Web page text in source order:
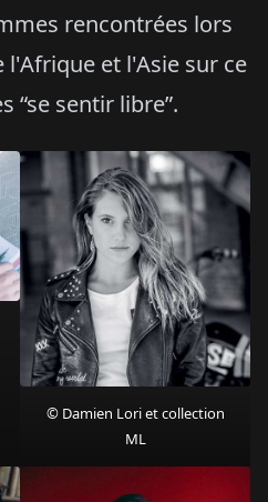
rencontrées lors
l'Afrique et l'Asie sur ce
“se sentir libre”.
© Damien Lori et collection
ML